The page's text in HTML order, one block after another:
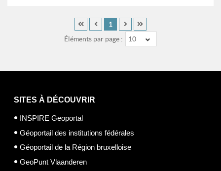
Éléments par page : 10
1
SITES À DÉCOUVRIR
INSPIRE Geoportal
Géoportail des institutions fédérales
Géoportail de la Région bruxelloise
GeoPunt Vlaanderen